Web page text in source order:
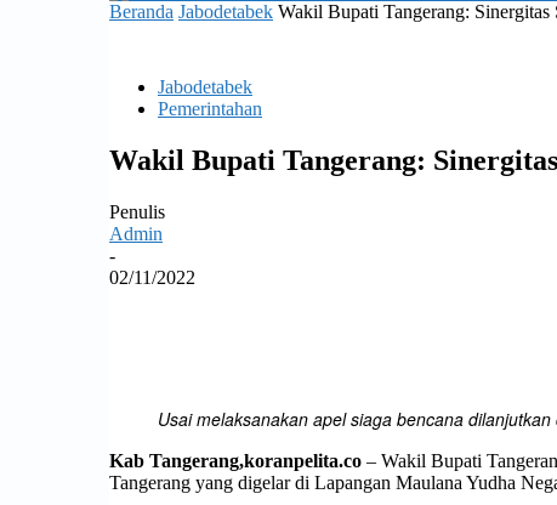
Beranda Jabodetabek Wakil Bupati Tangerang:
Jabodetabek
Pemerintahan
Wakil Bupati Tangerang:
Penulis
Admin
-
02/11/2022
Usai melaksanakan apel siaga bencana
Kab Tangerang,koranpelita.co – Wakil Bupati
Tangerang yang digelar di Lapangan Maulana Yudha